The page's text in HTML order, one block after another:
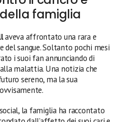
famiglia
aveva affrontato una rara e
del sangue. Soltanto pochi mesi
i suoi fan annunciando di
malattia. Una notizia che
sereno, ma la sua
la famiglia ha raccontato